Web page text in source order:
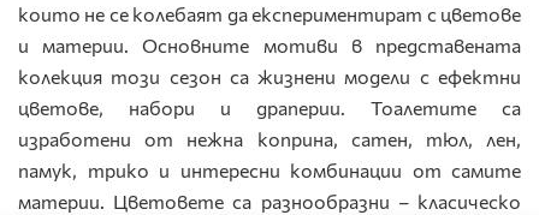
които не се колебаят да експериментират с цветове
и материи. Основните мотиви в представената
колекция този сезон са жизнени модели с ефектни
цветове, набори и драперии. Тоалетите са
изработени от нежна коприна, сатен, тюл, лен,
памук, трико и интересни комбинации от самите
материи. Цветовете са разнообразни – класическо